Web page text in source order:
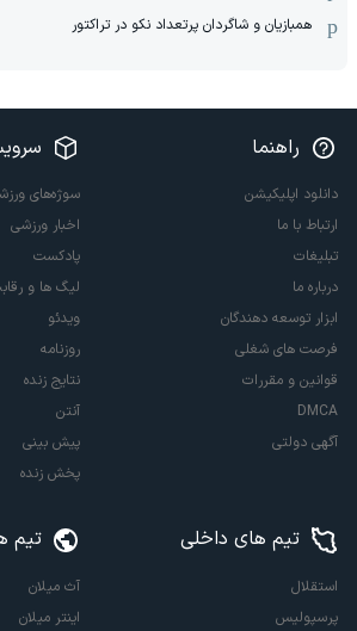
همبازیان و شاگردان پرتعداد نکو در تراکتور
راهنما
دانلود اپلیکیشن
ارتباط با ما
تبلیغات
درباره ما
ابزار توسعه دهندگان
فرصت های شغلی
قوانین و مقررات
DMCA
آگهی دولتی
سوژه‌های
اخبار ورزشی
پادکست
لیگ ها و
ویدئو
روزنامه
نتایج زنده
آنتن
پیش بینی
پخش زنده
تیم های داخلی
استقلال
پرسپولیس
تیم
آث میلان
اینتر میلان